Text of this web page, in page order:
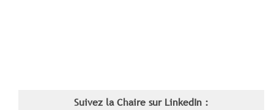
Suivez la Chaire sur LinkedIn :